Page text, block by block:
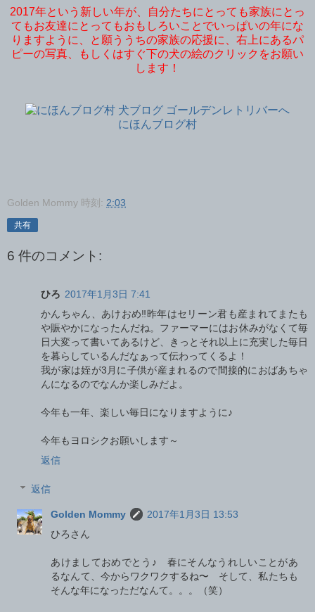
2017年という新しい年が、自分たちにとっても家族にとっ
てもお友達にとってもおもしろいことでいっぱいの年にな
りますように、と願ううちの家族の応援に、右上にあるパ
ピーの写真、もしくはすぐ下の犬の絵のクリックをお願い
します！
にほんブログ村
Golden Mommy 時刻: 2:03
共有
6 件のコメント:
ひろ 2017年1月3日 7:41
かんちゃん、あけおめ‼昨年はセリーン君も産まれてまたも
や賑やかになったんだね。ファーマーにはお休みがなくて毎
日大変って書いてあるけど、きっとそれ以上に充実した毎日
を暮らしているんだなぁって伝わってくるよ！
我が家は姪が3月に子供が産まれるので間接的におばあちゃ
んになるのでなんか楽しみだよ。
今年も一年、楽しい毎日になりますように♪
今年もヨロシクお願いします～
返信
返信
Golden Mommy
2017年1月3日 13:53
ひろさん
あけましておめでとう♪ 春にそんなうれしいことがあ
るなんて、今からワクワクするね〜 そして、私たちも
そんな年になっただなんて。。。（笑）